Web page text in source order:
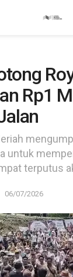
Rp1
untuk
terputus
06/07/2026